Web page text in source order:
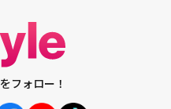
フォロー！